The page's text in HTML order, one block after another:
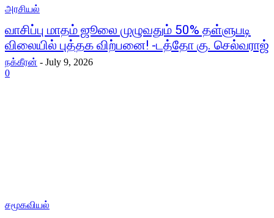
அரசியல்
வாசிப்பு மாதம் ஜூலை முழுவதும் 50% தள்ளுபடி
விலையில் புத்தக விற்பனை! -டத்தோ கு. செல்வராஜ்
நக்கீரன் - July 9, 2026
0
சமூகவியல்